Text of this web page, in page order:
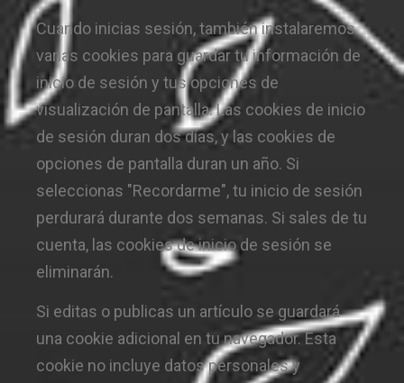
Cuando inicias sesión, también instalaremos
varias cookies para guardar tu información de
inicio de sesión y tus opciones de
visualización de pantalla. Las cookies de inicio
de sesión duran dos días, y las cookies de
opciones de pantalla duran un año. Si
seleccionas "Recordarme", tu inicio de sesión
perdurará durante dos semanas. Si sales de tu
cuenta, las cookies de inicio de sesión se
eliminarán.
Si editas o publicas un artículo se guardará
una cookie adicional en tu navegador. Esta
cookie no incluye datos personales y